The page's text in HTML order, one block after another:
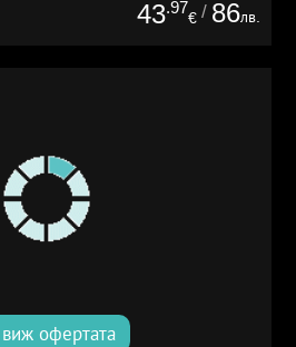
43.97
€ / 86лв.
виж офертата